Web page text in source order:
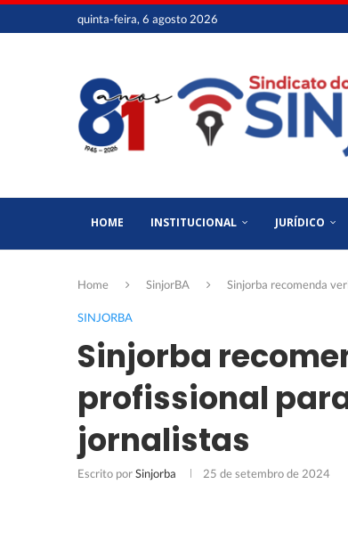
quinta-feira, 6 agosto 2026
HOME INSTITUCIONAL JURÍDICO
Home SinjorBA Sinjorba recomenda
SINJORBA
Sinjorba
profissional
jornalistas
Escrito porSinjorba 25 de setembro de 2024